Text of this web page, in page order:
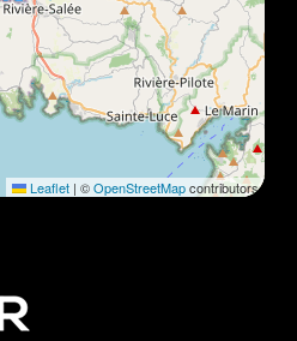
Leaflet | ©OpenStreetMapcontributors